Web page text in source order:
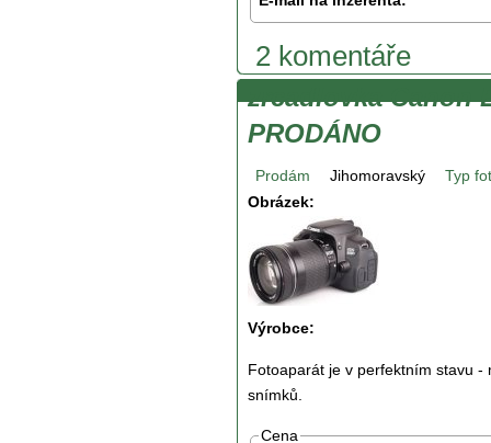
2 komentáře
zrcadlovka Canon
PRODÁNO
Prodám Jihomoravský
Typ
Obrázek:
Výrobce:
Fotoaparát je v perfektním stavu
snímků.
Cena